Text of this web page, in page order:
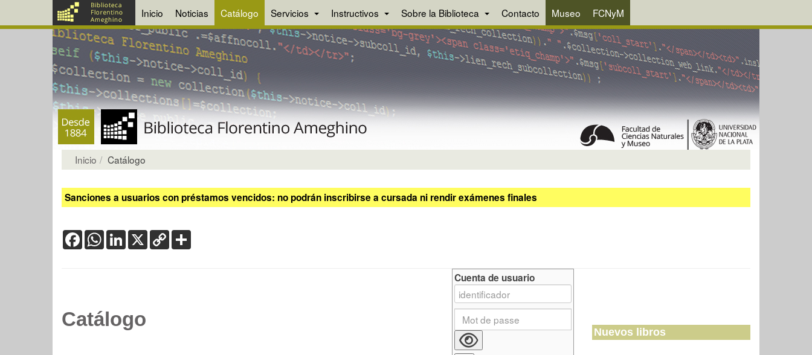
Inicio Noticias Catálogo Servicios Instructivos Sobre la Biblioteca Contacto Museo FCNyM
Inicio Catálogo
Sanciones a usuarios con préstamos vencidos: no podrán inscribirse a cursada ni rendir exámenes finales
FacebookWhatsApp
LinkedIn
X Copy
Link
Catálogo
Cuenta de usuario
Nuevos libros